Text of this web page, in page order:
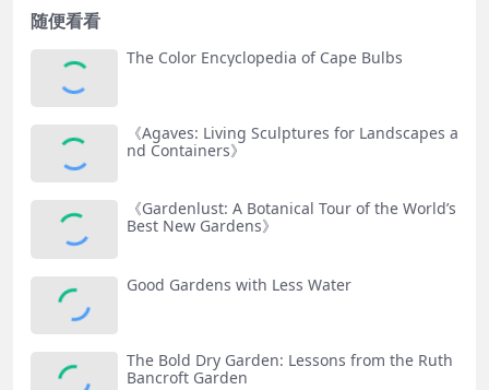
随便看看
The Color Encyclopedia of Cape Bulbs
《Agaves: Living Sculptures for Landscapes a
nd Containers》
《Gardenlust: A Botanical Tour of the World’s
Best New Gardens》
Good Gardens with Less Water
The Bold Dry Garden: Lessons from the Ruth
Bancroft Garden